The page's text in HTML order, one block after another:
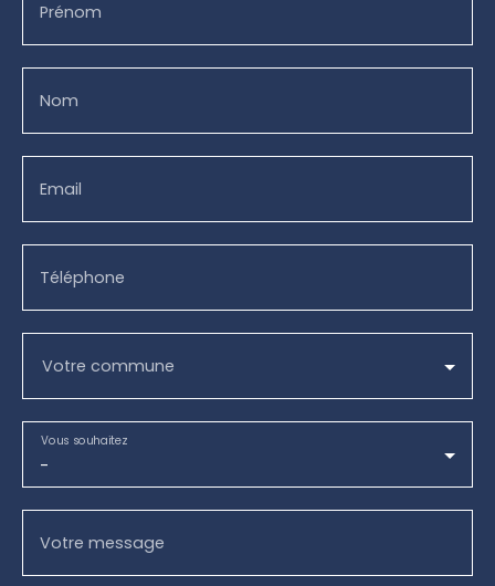
Prénom
Nom
Email
Téléphone
Votre commune
-
Vous souhaitez
Votre message